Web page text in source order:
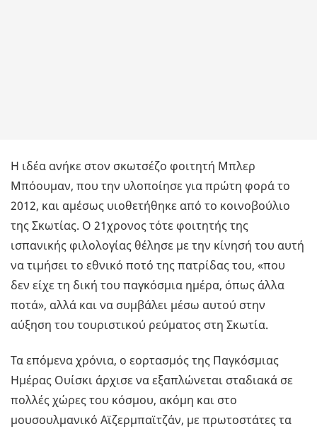
Η ιδέα ανήκε στον σκωτσέζο φοιτητή Μπλερ
Μπόουμαν, που την υλοποίησε για πρώτη φορά το
2012, και αμέσως υιοθετήθηκε από το κοινοβούλιο
της Σκωτίας. Ο 21χρονος τότε φοιτητής της
ισπανικής φιλολογίας θέλησε με την κίνησή του αυτή
να τιμήσει το εθνικό ποτό της πατρίδας του, «που
δεν είχε τη δική του παγκόσμια ημέρα, όπως άλλα
ποτά», αλλά και να συμβάλει μέσω αυτού στην
αύξηση του τουριστικού ρεύματος στη Σκωτία.
Τα επόμενα χρόνια, ο εορτασμός της Παγκόσμιας
Ημέρας Ουίσκι άρχισε να εξαπλώνεται σταδιακά σε
πολλές χώρες του κόσμου, ακόμη και στο
μουσουλμανικό Αϊζερμπαϊτζάν, με πρωτοστάτες τα